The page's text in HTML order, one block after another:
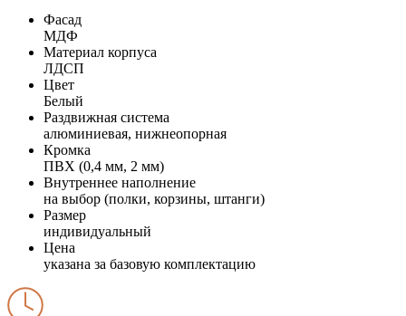
Фасад
МДФ
Материал корпуса
ЛДСП
Цвет
Белый
Раздвижная система
алюминиевая, нижнеопорная
Кромка
ПВХ (0,4 мм, 2 мм)
Внутреннее наполнение
на выбор (полки, корзины, штанги)
Размер
индивидуальный
Цена
указана за базовую комплектацию